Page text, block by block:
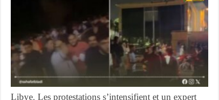
Libye. Les protestations s’intensifient et un expert